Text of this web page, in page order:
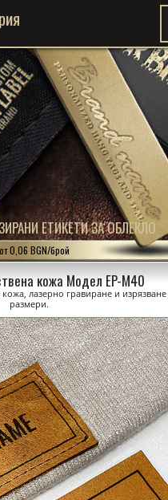
ЕТИКЕТИ ЗА ОБЛЕКЛО
от 0,06 BGN/брой
кожа Модел EP-M40
кожа, лазерно гравиране и
размери.